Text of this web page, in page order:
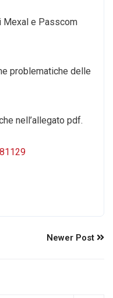
Mexal e Passcom
problematiche delle
nell’allegato pdf.
Newer Post